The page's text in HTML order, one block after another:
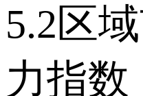
5.2区
力指数